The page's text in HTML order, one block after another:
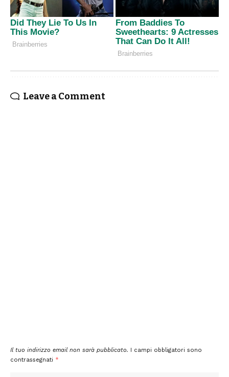
Leave a Comment
Il tuo indirizzo email non sarà pubblicato. I campi obbligatori sono
contrassegnati *